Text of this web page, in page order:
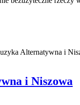
Alternatywna i
i Niszowa